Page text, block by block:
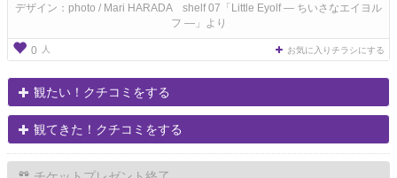
デザイン：photo / Mari HARADA shelf 07「Little Eyolf ― ちいさなエイヨル
フ ―」より
0 人 お気に入りチラシにする
観たい！クチコミをする
観てきた！クチコミをする